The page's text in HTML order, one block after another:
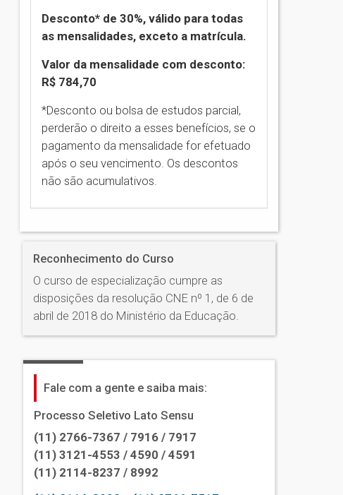
Desconto* de 30%, válido para todas
as mensalidades, exceto a matrícula.
Valor da mensalidade com desconto:
R$ 784,70
*Desconto ou bolsa de estudos parcial,
perderão o direito a esses benefícios, se o
pagamento da mensalidade for efetuado
após o seu vencimento. Os descontos
não são acumulativos.
Reconhecimento do Curso
O curso de especialização cumpre as
disposições da resolução CNE nº 1, de 6 de
abril de 2018 do Ministério da Educação.
Fale com a gente e saiba mais:
Processo Seletivo Lato Sensu
(11) 2766-7367 / 7916 / 7917
(11) 3121-4553 / 4590 / 4591
(11) 2114-8237 / 8992